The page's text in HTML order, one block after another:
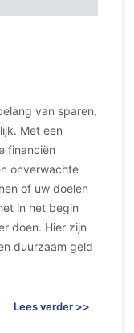
van sparen,
Met een
financiën
onverwachte
of uw doelen
in het begin
doen. Hier zijn
duurzaam geld
Lees verder >>